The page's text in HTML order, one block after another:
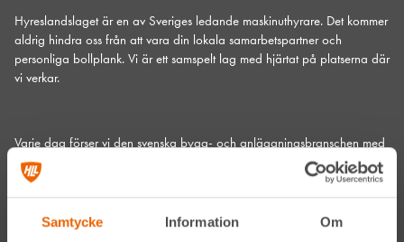
Samtycke Information Om
Hyreslandslaget är en av Sveriges ledande maskinuthyrare. Det kommer
aldrig hindra oss från att vara din lokala samarbetspartner och
personliga bollplank. Vi är ett samspelt lag med hjärtat på platserna där
vi verkar.
Varje dag förser vi den svenska bygg- och anläggningsbranschen med
maskiner
– alltid med möjlighet att få dem
utkörda till den plats där du behöver dem.
skillnad. Hos oss handlar mycket om maskiner, men alltid allra mest om